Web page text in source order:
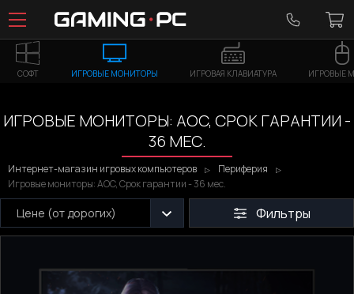
СОФТ ИГРОВЫЕ МОНИТОРЫ ИГРОВАЯ КЛАВИАТУРА ИГРОВЫЕ
ИГРОВЫЕ МОНИТОРЫ: AOC, СРОК ГАРАНТИИ -
36 МЕС.
Интернет-магазин игровых компьютеров
Периферия
Игровые мониторы: AOC, Срок гарантии - 36 мес.
Цене (от дорогих) Фильтры